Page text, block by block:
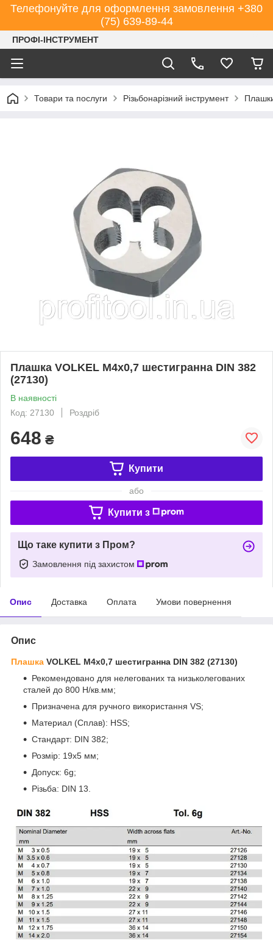
Телефонуйте для оформлення замовлення +380
(75) 639-89-44
ПРОФІ-ІНСТРУМЕНТ
Товари та послуги Різьбонарізний інструмент
Плашка VOLKEL M4x0,7 шестигранна DIN 382
(27130)
В наявності
Код: 27130
Роздріб
648 ₴
Купити
або
Купити з
Що таке купити з Пром?
Замовлення під захистом
Опис Доставка Оплата Умови повернення
Опис
Плашка VOLKEL M4x0,7 шестигранна DIN 382 (27130)
Рекомендовано для нелегованих та низьколегованих
сталей до 800 Н/кв.мм;
Призначена для ручного використання VS;
Материал (Сплав): HSS;
Стандарт: DIN 382;
Розмір: 19x5 мм;
Допуск: 6g;
Різьба: DIN 13.